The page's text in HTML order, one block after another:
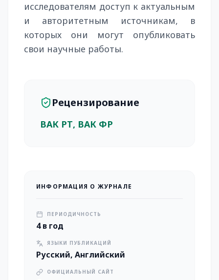
исследователям доступ к актуальным
и авторитетным источникам, в
которых они могут опубликовать
свои научные работы.
Рецензирование
ВАК РТ, ВАК ФР
ИНФОРМАЦИЯ О ЖУРНАЛЕ
ПЕРИОДИЧНОСТЬ
4 в год
ЯЗЫКИ ПУБЛИКАЦИЙ
Русский, Английский
ОФИЦИАЛЬНЫЙ САЙТ